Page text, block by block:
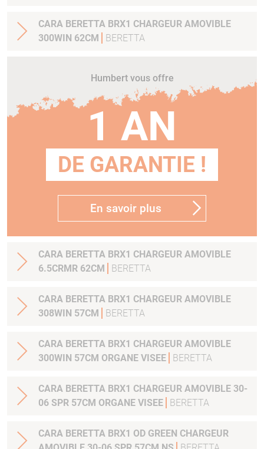
CARA BERETTA BRX1 CHARGEUR AMOVIBLE
300WIN 62CM
BERETTA
Humbert vous offre
1 AN
DE GARANTIE !
En savoir plus
CARA BERETTA BRX1 CHARGEUR AMOVIBLE
6.5CRMR 62CM
BERETTA
CARA BERETTA BRX1 CHARGEUR AMOVIBLE
308WIN 57CM
BERETTA
CARA BERETTA BRX1 CHARGEUR AMOVIBLE
300WIN 57CM ORGANE VISEE
BERETTA
CARA BERETTA BRX1 CHARGEUR AMOVIBLE 30-
06 SPR 57CM ORGANE VISEE
BERETTA
CARA BERETTA BRX1 OD GREEN CHARGEUR